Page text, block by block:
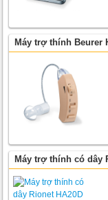
Máy trợ thính Beurer
Máy trợ thính có dây